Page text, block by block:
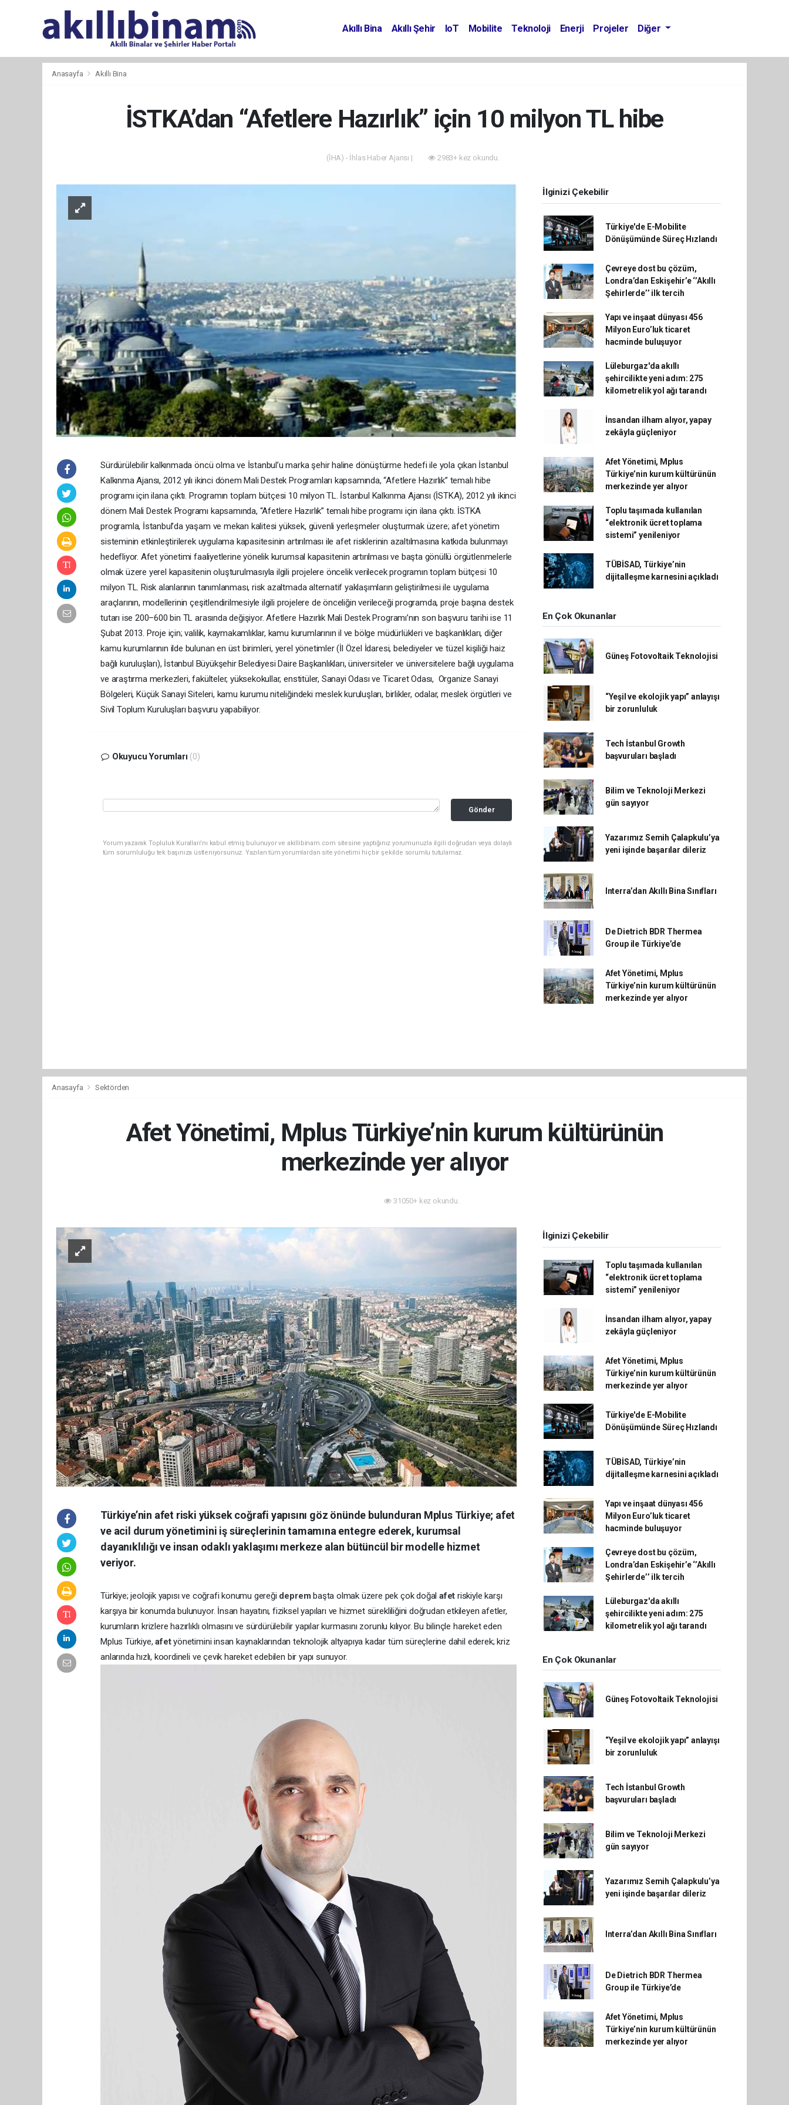
Akıllı Bina Akıllı Şehir IoT Mobilite Teknoloji Enerji Projeler Diğer
Anasayfa Akıllı Bina
İSTKA’dan “Afetlere Hazırlık” için 10 milyon TL hibe
(İHA) - İhlas Haber Ajansı | 2983+ kez okundu.
Sürdürülebilir kalkınmada öncü olma ve İstanbul’u marka şehir haline dönüştürme hedefi ile yola çıkan İstanbul
Kalkınma Ajansı, 2012 yılı ikinci dönem Mali Destek Programları kapsamında, “Afetlere Hazırlık” temalı hibe
programı için ilana çıktı. Programın toplam bütçesi 10 milyon TL. İstanbul Kalkınma Ajansı (İSTKA), 2012 yılı ikinci
dönem Mali Destek Programı kapsamında, “Afetlere Hazırlık” temalı hibe programı için ilana çıktı. İSTKA
programla, İstanbul’da yaşam ve mekan kalitesi yüksek, güvenli yerleşmeler oluşturmak üzere; afet yönetim
sisteminin etkinleştirilerek uygulama kapasitesinin artırılması ile afet risklerinin azaltılmasına katkıda bulunmayı
hedefliyor. Afet yönetimi faaliyetlerine yönelik kurumsal kapasitenin artırılması ve başta gönüllü örgütlenmelerle
olmak üzere yerel kapasitenin oluşturulmasıyla ilgili projelere öncelik verilecek programın toplam bütçesi 10
milyon TL. Risk alanlarının tanımlanması, risk azaltmada alternatif yaklaşımların geliştirilmesi ile uygulama
araçlarının, modellerinin çeşitlendirilmesiyle ilgili projelere de önceliğin verileceği programda, proje başına destek
tutarı ise 200–600 bin TL arasında değişiyor. Afetlere Hazırlık Mali Destek Programı’nın son başvuru tarihi ise 11
Şubat 2013. Proje için; valilik, kaymakamlıklar, kamu kurumlarının il ve bölge müdürlükleri ve başkanlıkları, diğer
kamu kurumlarının ilde bulunan en üst birimleri, yerel yönetimler (İl Özel İdaresi, belediyeler ve tüzel kişiliği haiz
bağlı kuruluşları), İstanbul Büyükşehir Belediyesi Daire Başkanlıkları, üniversiteler ve üniversitelere bağlı uygulama
ve araştırma merkezleri, fakülteler, yüksekokullar, enstitüler, Sanayi Odası ve Ticaret Odası, Organize Sanayi
Bölgeleri, Küçük Sanayi Siteleri, kamu kurumu niteliğindeki meslek kuruluşları, birlikler, odalar, meslek örgütleri ve
Sivil Toplum Kuruluşları başvuru yapabiliyor.
Okuyucu Yorumları (0)
Gönder
Yorum yazarak Topluluk Kuralları’nı kabul etmiş bulunuyor ve akillibinam.com sitesine yaptığınız yorumunuzla ilgili doğrudan veya dolaylı
tüm sorumluluğu tek başınıza üstleniyorsunuz. Yazılan tüm yorumlardan site yönetimi hiçbir şekilde sorumlu tutulamaz.
İlginizi Çekebilir
Türkiye'de E-Mobilite
Dönüşümünde Süreç Hızlandı
Çevreye dost bu çözüm,
Londra’dan Eskişehir’e ‘’Akıllı
Şehirlerde’’ ilk tercih
Yapı ve inşaat dünyası 456
Milyon Euro’luk ticaret
hacminde buluşuyor
Lüleburgaz'da akıllı
şehircilikte yeni adım: 275
kilometrelik yol ağı tarandı
İnsandan ilham alıyor, yapay
zekâyla güçleniyor
Afet Yönetimi, Mplus
Türkiye’nin kurum kültürünün
merkezinde yer alıyor
Toplu taşımada kullanılan
“elektronik ücret toplama
sistemi” yenileniyor
TÜBİSAD, Türkiye’nin
dijitalleşme karnesini açıkladı
En Çok Okunanlar
Güneş Fotovoltaik Teknolojisi
“Yeşil ve ekolojik yapı” anlayışı
bir zorunluluk
Tech İstanbul Growth
başvuruları başladı
Bilim ve Teknoloji Merkezi
gün sayıyor
Yazarımız Semih Çalapkulu’ya
yeni işinde başarılar dileriz
Interra’dan Akıllı Bina Sınıfları
De Dietrich BDR Thermea
Group ile Türkiye’de
Afet Yönetimi, Mplus
Türkiye’nin kurum kültürünün
merkezinde yer alıyor
Anasayfa Sektörden
Afet Yönetimi, Mplus Türkiye’nin kurum kültürünün
merkezinde yer alıyor
31050+ kez okundu.
Türkiye’nin afet riski yüksek coğrafi yapısını göz önünde bulunduran Mplus Türkiye; afet
ve acil durum yönetimini iş süreçlerinin tamamına entegre ederek, kurumsal
dayanıklılığı ve insan odaklı yaklaşımı merkeze alan bütüncül bir modelle hizmet
veriyor.
Türkiye; jeolojik yapısı ve coğrafi konumu gereği deprembaşta olmak üzere pek çok doğal afetriskiyle karşı
karşıya bir konumda bulunuyor. İnsan hayatını, fiziksel yapıları ve hizmet sürekliliğini doğrudan etkileyen afetler,
kurumların krizlere hazırlıklı olmasını ve sürdürülebilir yapılar kurmasını zorunlu kılıyor. Bu bilinçle hareket eden
Mplus Türkiye,afetyönetimini insan kaynaklarından teknolojik altyapıya kadar tüm süreçlerine dahil ederek; kriz
anlarında hızlı, koordineli ve çevik hareket edebilen bir yapı sunuyor.
İlginizi Çekebilir
Toplu taşımada kullanılan
“elektronik ücret toplama
sistemi” yenileniyor
İnsandan ilham alıyor, yapay
zekâyla güçleniyor
Afet Yönetimi, Mplus
Türkiye’nin kurum kültürünün
merkezinde yer alıyor
Türkiye'de E-Mobilite
Dönüşümünde Süreç Hızlandı
TÜBİSAD, Türkiye’nin
dijitalleşme karnesini açıkladı
Yapı ve inşaat dünyası 456
Milyon Euro’luk ticaret
hacminde buluşuyor
Çevreye dost bu çözüm,
Londra’dan Eskişehir’e ‘’Akıllı
Şehirlerde’’ ilk tercih
Lüleburgaz'da akıllı
şehircilikte yeni adım: 275
kilometrelik yol ağı tarandı
En Çok Okunanlar
Güneş Fotovoltaik Teknolojisi
“Yeşil ve ekolojik yapı” anlayışı
bir zorunluluk
Tech İstanbul Growth
başvuruları başladı
Bilim ve Teknoloji Merkezi
gün sayıyor
Yazarımız Semih Çalapkulu’ya
yeni işinde başarılar dileriz
Interra’dan Akıllı Bina Sınıfları
De Dietrich BDR Thermea
Group ile Türkiye’de
Afet Yönetimi, Mplus
Türkiye’nin kurum kültürünün
merkezinde yer alıyor